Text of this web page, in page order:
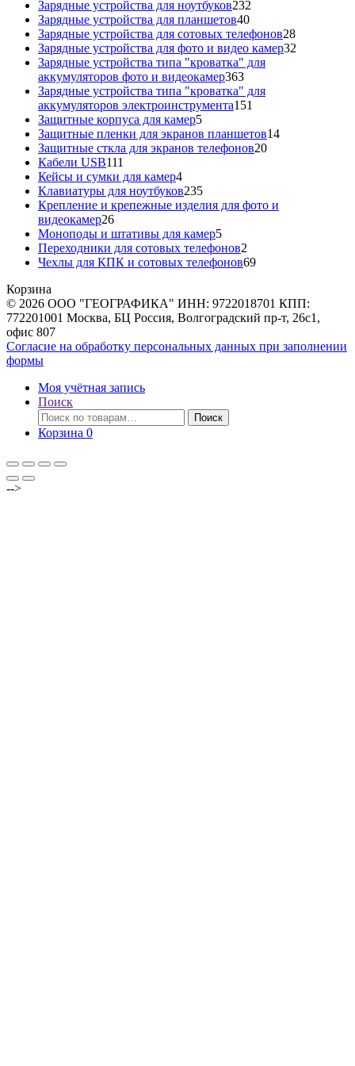
товаров
Зарядные устройства для ноутбуков232
Зарядные устройства для планшетов4040
товаров
Зарядные устройства для сотовых телефонов2828
товаров
Зарядные устройства для фото и видео камер32
Зарядные устройства типа "кроватка" для
аккумуляторов фото и видеокамер363363
товара
Зарядные устройства типа "кроватка" для
аккумуляторов электроинструмента151
Защитные корпуса для камер55
товаров
Защитные пленки для экранов планшетов1414
Защитные сткла для экранов телефонов2020
Кабели USB111
товаров
Кейсы и сумки для камер44
товара
Клавиатуры для ноутбуков235235
товаров
Крепление и крепежные изделия для фото и
видеокамер2626
товаров
Моноподы и штативы для камер55
товаров
Переходники для сотовых телефонов2
товара
Чехлы для КПК и сотовых телефонов6969
Корзина
© 2026 ООО "ГЕОГРАФИКА" ИНН: 9722018701 КПП:
772201001 Москва, БЦ Россия, Волгоградский пр-т, 26с1,
офис 807
Согласие на обработку персональных данных при заполнении
формы
Моя учётная запись
Поиск
Искать:
Поиск
Корзина 0
-->